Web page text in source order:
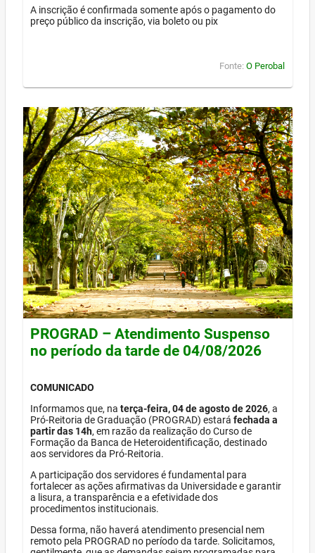
A inscrição é confirmada somente após o pagamento do
preço público da inscrição, via boleto ou pix
Fonte: O Perobal
PROGRAD – Atendimento Suspenso
no período da tarde de 04/08/2026
COMUNICADO
Informamos que, na terça-feira, 04 de agosto de 2026, a
Pró-Reitoria de Graduação (PROGRAD) estará fechada a
partir das 14h, em razão da realização do Curso de
Formação da Banca de Heteroidentificação, destinado
aos servidores da Pró-Reitoria.
A participação dos servidores é fundamental para
fortalecer as ações afirmativas da Universidade e garantir
a lisura, a transparência e a efetividade dos
procedimentos institucionais.
Dessa forma, não haverá atendimento presencial nem
remoto pela PROGRAD no período da tarde. Solicitamos,